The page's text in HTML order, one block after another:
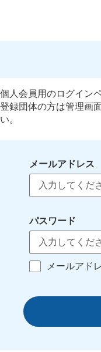
個人会員用のログイン
登録団体の方は管理画
い。
メールアドレス
パスワード
メールアド